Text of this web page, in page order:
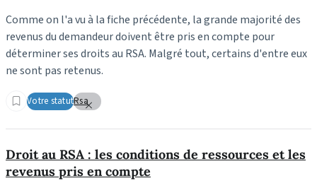
Comme on l'a vu à la fiche précédente, la grande majorité des
revenus du demandeur doivent être pris en compte pour
déterminer ses droits au RSA. Malgré tout, certains d'entre eux
ne sont pas retenus.
Votre statutRsa
Droit au RSA : les conditions de ressources et les
revenus pris en compte